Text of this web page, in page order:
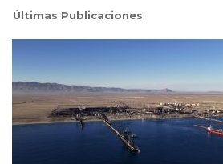
Últimas Publicaciones